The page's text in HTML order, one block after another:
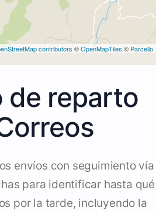
contributors ©OpenMapTiles © Parcello
de reparto
envíos con seguimiento vía
para identificar hasta qué
por la tarde, incluyendo la